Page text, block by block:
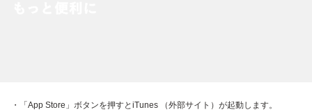
・「App Store」ボタンを押すとiTunes （外部サイト）が起動します。